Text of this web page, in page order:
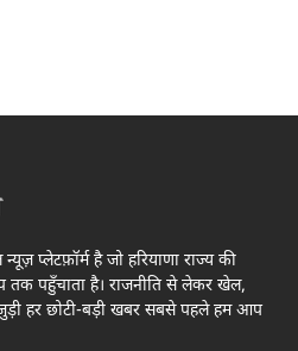
प्लेटफ़ॉर्म है जो हरियाणा राज्य की
पहुँचाता है। राजनीति से लेकर खेल,
हर छोटी-बड़ी खबर सबसे पहले हम आप